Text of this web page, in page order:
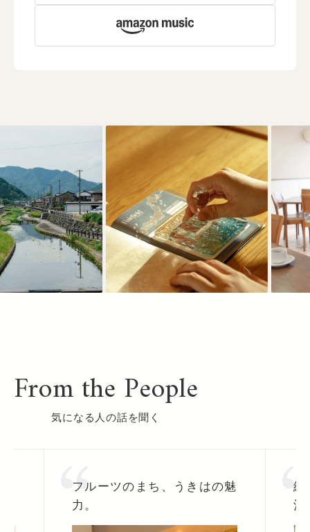
From the People
気になる人の話を聞く
フルーツのまち、うきはの魅
力。
経
酒